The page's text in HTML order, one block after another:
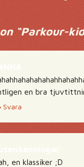
“Parkour-
en bra
Svara
en klassiker ;D